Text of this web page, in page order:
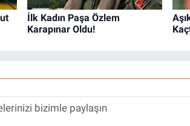
İlk Kadın Paşa Özlem
Karapınar Oldu!